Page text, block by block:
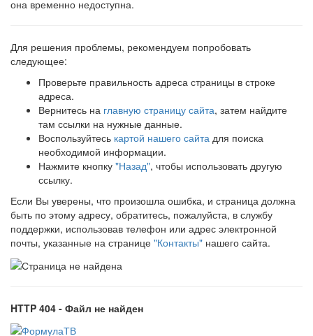
она временно недоступна.
Для решения проблемы, рекомендуем попробовать
следующее:
Проверьте правильность адреса страницы в строке
адреса.
Вернитесь на главную страницу сайта, затем найдите
там ссылки на нужные данные.
Воспользуйтесь картой нашего сайта для поиска
необходимой информации.
Нажмите кнопку "Назад", чтобы использовать другую
ссылку.
Если Вы уверены, что произошла ошибка, и страница должна
быть по этому адресу, обратитесь, пожалуйста, в службу
поддержки, использовав телефон или адрес электронной
почты, указанные на странице "Контакты" нашего сайта.
HTTP 404 - Файл не найден